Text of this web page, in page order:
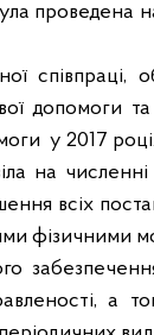
проведена
допомоги
у 2017 році.
на численні
всіх
фізичними
а